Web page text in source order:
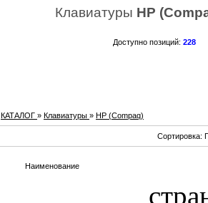
Клавиатуры HP
Доступно позиций: 228
КАТАЛОГ » Клавиатуры » HP (Compaq)
Сортировка:
Наименование